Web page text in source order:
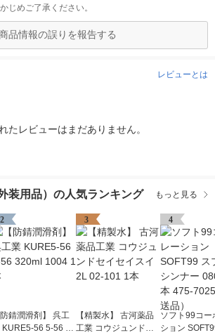
じめご了承ください。
品情報の誤りを報告する
レビューとは
たレビューはまだありません。
装用品）の人気ランキング もっと見る
2
防錆潤滑剤】 呉工
KURE5-56 5-56 32
3
【精製水】 古河薬品
工業 コウジュンドセ
4
ソフト99コー
ション